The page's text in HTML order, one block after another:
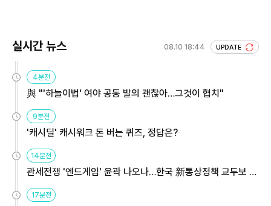
실시간 뉴스 08.10 18:44 UPDATE
4분전
與 "'하늘이법' 여야 공동 발의 괜찮아…그것이 협치"
9분전
'캐시딜' 캐시워크 돈 버는 퀴즈, 정답은?
14분전
관세전쟁 '엔드게임' 윤곽 나오나…한국 新통상정책 교두보 활
17분전